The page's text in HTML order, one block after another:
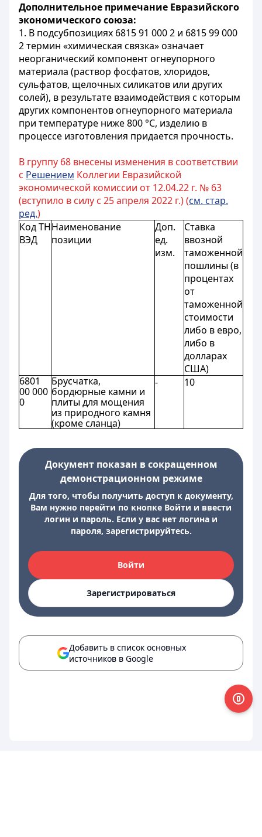
Дополнительное примечание Евразийского
экономического союза:
1. В подсубпозициях 6815 91 000 2 и 6815 99 000
2 термин «химическая связка» означает
неорганический компонент огнеупорного
материала (раствор фосфатов, хлоридов,
сульфатов, щелочных силикатов или других
солей), в результате взаимодействия с которым
других компонентов огнеупорного материала
при температуре ниже 800 °С, изделию в
процессе изготовления придается прочность.
В группу 68 внесены изменения в соответствии
с Решением Коллегии Евразийской
экономической комиссии от 12.04.22 г. № 63
(вступило в силу с 25 апреля 2022 г.) (см. стар.
ред.)
Код ТН
ВЭД
Наименование
позиции
Доп.
ед.
изм.
Ставка
ввозной
таможенной
пошлины (в
процентах
от
таможенной
стоимости
либо в евро,
либо в
долларах
США)
6801
00 000
0
Брусчатка,
бордюрные камни и
плиты для мощения
из природного камня
(кроме сланца)
- 10
Документ показан в сокращенном
демонстрационном режиме
Для того, чтобы получить доступ к документу,
Вам нужно перейти по кнопке Войти и ввести
логин и пароль. Если у вас нет логина и
пароля, зарегистрируйтесь.
Войти
Зарегистрироваться
Добавить в список основных
источников в Google